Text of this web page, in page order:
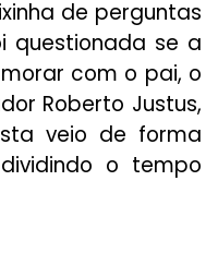
de perguntas
questionada se a
com o pai, o
Roberto Justus,
veio de forma
o tempo